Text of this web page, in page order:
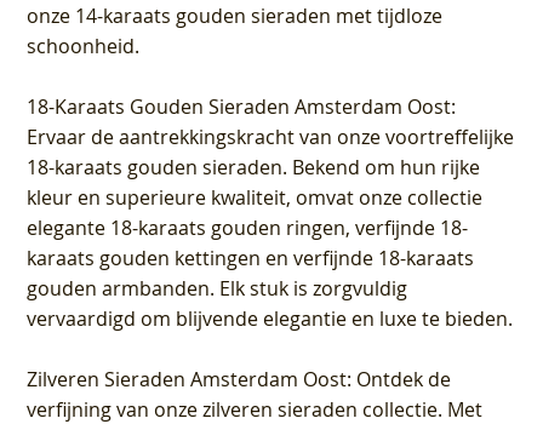
onze 14-karaats gouden sieraden met tijdloze
schoonheid.
18-Karaats Gouden Sieraden Amsterdam Oost:
Ervaar de aantrekkingskracht van onze voortreffelijke
18-karaats gouden sieraden. Bekend om hun rijke
kleur en superieure kwaliteit, omvat onze collectie
elegante 18-karaats gouden ringen, verfijnde 18-
karaats gouden kettingen en verfijnde 18-karaats
gouden armbanden. Elk stuk is zorgvuldig
vervaardigd om blijvende elegantie en luxe te bieden.
Zilveren Sieraden Amsterdam Oost: Ontdek de
verfijning van onze zilveren sieraden collectie. Met